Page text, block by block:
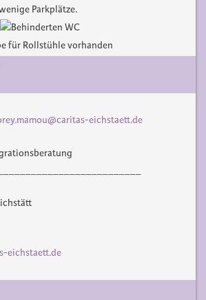
Parkplätze.
für Rollstühle vorhanden
eichstaett.de
eichstaett.de